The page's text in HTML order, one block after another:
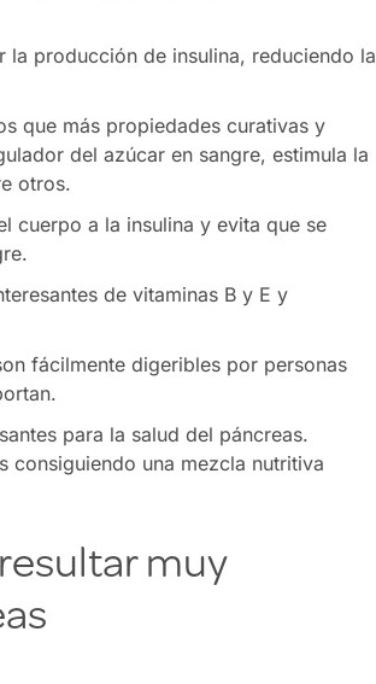
la producción de insulina, reduciendo la
que más propiedades curativas y
del azúcar en sangre, estimula la
otros.
cuerpo a la insulina y evita que se
de vitaminas B y E y
fácilmente digeribles por personas
para la salud del páncreas.
consiguiendo una mezcla nutritiva
muy